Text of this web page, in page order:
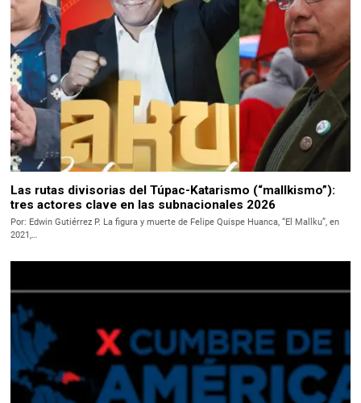
Las rutas divisorias del Túpac-Katarismo (“mallkismo”):
tres actores clave en las subnacionales 2026
Por: Edwin Gutiérrez P. La figura y muerte de Felipe Quispe Huanca, “El Mallku”, en
2021,…